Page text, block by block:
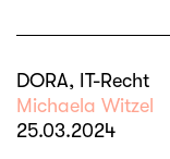
DORA, IT-Recht
Michaela Witzel
25.03.2024